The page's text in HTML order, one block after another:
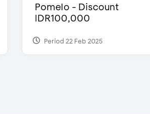
Pomelo - Discount
IDR100,000
Period 22 Feb 2025